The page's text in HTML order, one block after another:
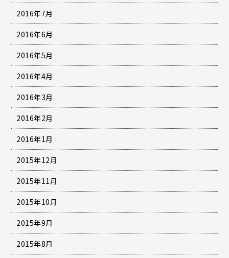
2016年7月
2016年6月
2016年5月
2016年4月
2016年3月
2016年2月
2016年1月
2015年12月
2015年11月
2015年10月
2015年9月
2015年8月